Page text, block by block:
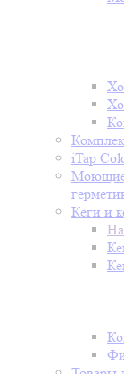
iTap
Моющие
Кеги и